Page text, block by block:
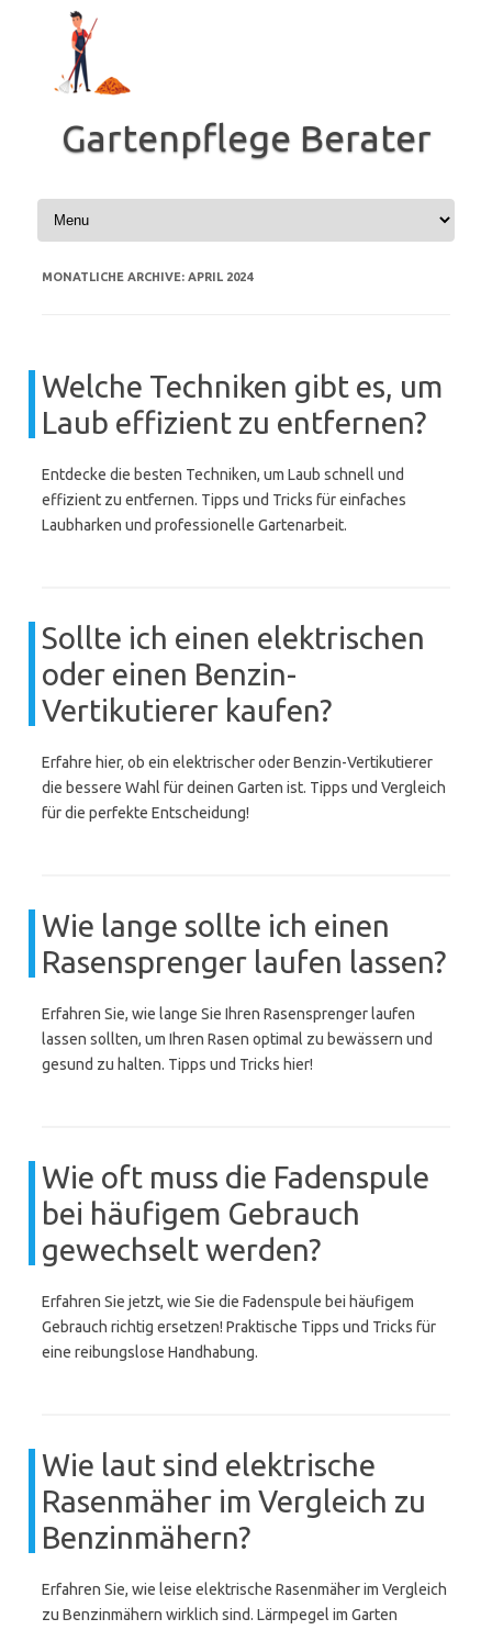
springen
Gartenpflege Berater
MONATLICHE ARCHIVE: APRIL 2024
Welche Techniken gibt es, um
Laub effizient zu entfernen?
Entdecke die besten Techniken, um Laub schnell und
effizient zu entfernen. Tipps und Tricks für einfaches
Laubharken und professionelle Gartenarbeit.
Sollte ich einen elektrischen
oder einen Benzin-
Vertikutierer kaufen?
Erfahre hier, ob ein elektrischer oder Benzin-Vertikutierer
die bessere Wahl für deinen Garten ist. Tipps und Vergleich
für die perfekte Entscheidung!
Wie lange sollte ich einen
Rasensprenger laufen lassen?
Erfahren Sie, wie lange Sie Ihren Rasensprenger laufen
lassen sollten, um Ihren Rasen optimal zu bewässern und
gesund zu halten. Tipps und Tricks hier!
Wie oft muss die Fadenspule
bei häufigem Gebrauch
gewechselt werden?
Erfahren Sie jetzt, wie Sie die Fadenspule bei häufigem
Gebrauch richtig ersetzen! Praktische Tipps und Tricks für
eine reibungslose Handhabung.
Wie laut sind elektrische
Rasenmäher im Vergleich zu
Benzinmähern?
Erfahren Sie, wie leise elektrische Rasenmäher im Vergleich
zu Benzinmähern wirklich sind. Lärmpegel im Garten